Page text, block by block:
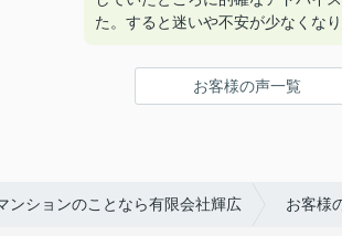
た。すると迷いや不安が少なくなり
ございました。
お客様の声一覧
ンションのことなら有限会社輝広 お客様